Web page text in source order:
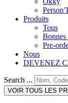
Produits
Tous
Bonnes
Pre-
Nous
DEVENEZ
Search ...
VOIR TOUS LES